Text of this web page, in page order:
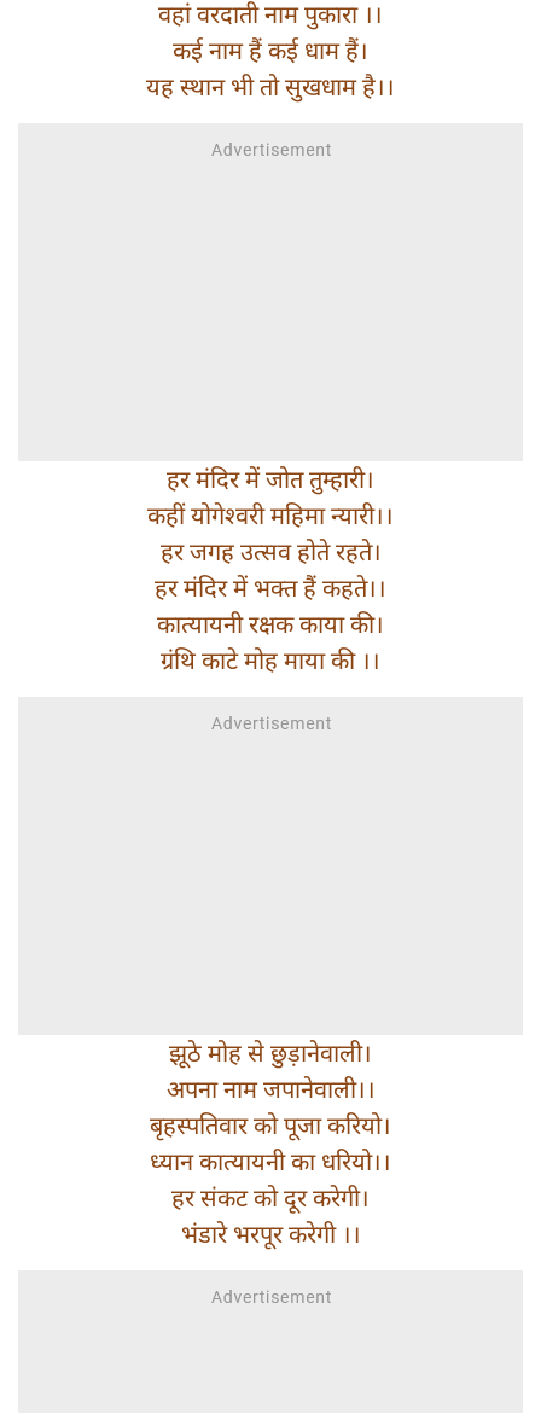
वहां वरदाती नाम पुकारा ।।
कई नाम हैं कई धाम हैं।
यह स्थान भी तो सुखधाम है।।
हर मंदिर में जोत तुम्हारी।
कहीं योगेश्वरी महिमा न्यारी।।
हर जगह उत्सव होते रहते।
हर मंदिर में भक्त हैं कहते।।
कात्यायनी रक्षक काया की।
ग्रंथि काटे मोह माया की ।।
झूठे मोह से छुड़ानेवाली।
अपना नाम जपानेवाली।।
बृहस्पतिवार को पूजा करियो।
ध्यान कात्यायनी का धरियो।।
हर संकट को दूर करेगी।
भंडारे भरपूर करेगी ।।